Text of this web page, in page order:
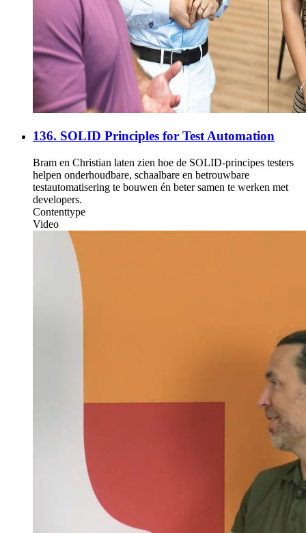
136. SOLID Principles for Test Automation
Bram en Christian laten zien hoe de SOLID-principes testers
helpen onderhoudbare, schaalbare en betrouwbare
testautomatisering te bouwen én beter samen te werken met
developers.
Contenttype
Video